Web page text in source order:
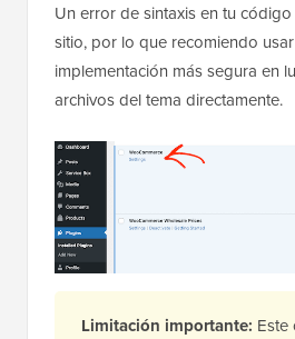
Un error de sintaxis en tu
sitio, por lo que recomiendo usar
implementación más segura en
archivos del tema directamente.
Limitación importante: Este